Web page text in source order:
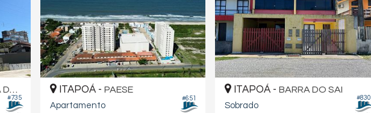
#735 #651
ITAPOÁ - PAESE
Apartamento
#830
ITAPOÁ - BARRA DO SAI
Sobrado